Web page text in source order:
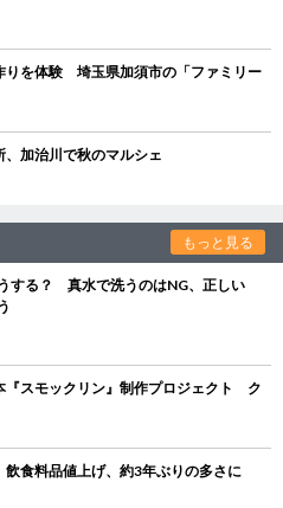
りを体験 埼玉県加須市の「ファミリー
加治川で秋のマルシェ
もっと見る
する？ 真水で洗うのはNG、正しい
『スモックリン』制作プロジェクト ク
食料品値上げ、約3年ぶりの多さに